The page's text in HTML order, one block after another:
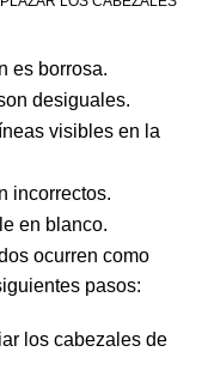
es borrosa.
desiguales.
visibles en la
incorrectos.
en blanco.
ocurren como
pasos:
los cabezales de